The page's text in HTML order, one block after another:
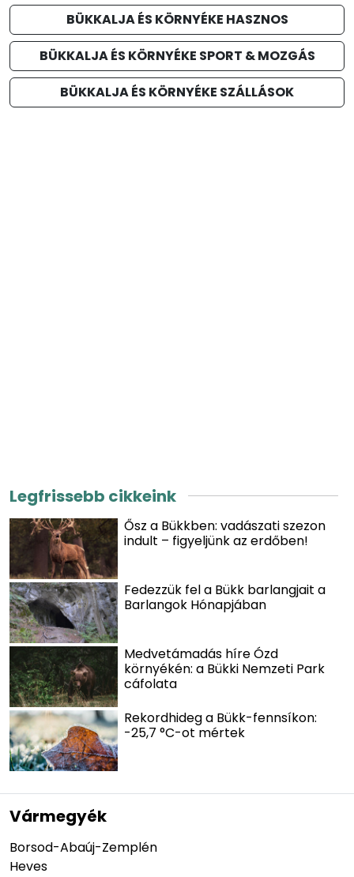
BÜKKALJA ÉS KÖRNYÉKE HASZNOS
BÜKKALJA ÉS KÖRNYÉKE SPORT & MOZGÁS
BÜKKALJA ÉS KÖRNYÉKE SZÁLLÁSOK
Legfrissebb cikkeink
Ősz a Bükkben: vadászati szezon
indult – figyeljünk az erdőben!
Fedezzük fel a Bükk barlangjait a
Barlangok Hónapjában
Medvetámadás híre Ózd
környékén: a Bükki Nemzeti Park
cáfolata
Rekordhideg a Bükk-fennsíkon:
-25,7 °C-ot mértek
Vármegyék
Borsod-Abaúj-Zemplén
Heves